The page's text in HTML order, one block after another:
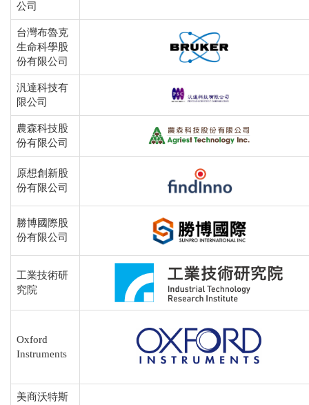
公司
台灣布魯克
生命科學股
份有限公司
汎達科技有
限公司
農森科技股
份有限公司
原想創新股
份有限公司
勝博國際股
份有限公司
工業技術研
究院
Oxford
Instruments
美商沃特斯